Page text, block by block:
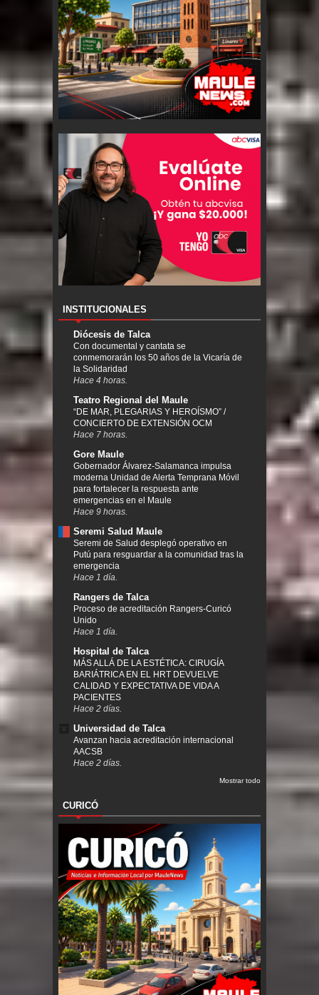
INSTITUCIONALES
Diócesis de Talca
Con documental y cantata se
conmemorarán los 50 años de la Vicaría de
la Solidaridad
Hace 4 horas.
Teatro Regional del Maule
“DE MAR, PLEGARIAS Y HEROÍSMO” /
CONCIERTO DE EXTENSIÓN OCM
Hace 7 horas.
Gore Maule
Gobernador Álvarez-Salamanca impulsa
moderna Unidad de Alerta Temprana Móvil
para fortalecer la respuesta ante
emergencias en el Maule
Hace 9 horas.
Seremi Salud Maule
Seremi de Salud desplegó operativo en
Putú para resguardar a la comunidad tras la
emergencia
Hace 1 día.
Rangers de Talca
Proceso de acreditación Rangers-Curicó
Unido
Hace 1 día.
Hospital de Talca
MÁS ALLÁ DE LA ESTÉTICA: CIRUGÍA
BARIÁTRICA EN EL HRT DEVUELVE
CALIDAD Y EXPECTATIVA DE VIDA A
PACIENTES
Hace 2 días.
Universidad de Talca
Avanzan hacia acreditación internacional
AACSB
Hace 2 días.
Mostrar todo
CURICÓ